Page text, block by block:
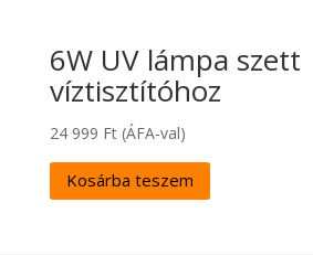
6W UV lámpa szett
víztisztítóhoz
24 999 Ft (ÁFA-val)
Kosárba teszem